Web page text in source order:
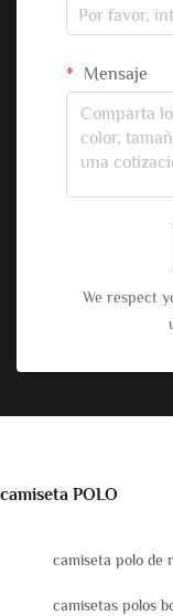
Mensaje
We respect
camiseta POLO
camiseta polo de
camisetas polos